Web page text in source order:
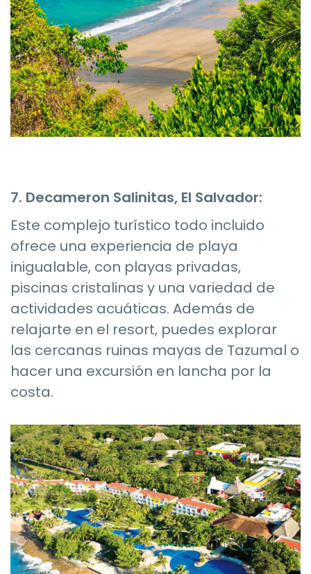
7. Decameron Salinitas, El Salvador:
Este complejo turístico todo incluido
ofrece una experiencia de playa
inigualable, con playas privadas,
piscinas cristalinas y una variedad de
actividades acuáticas. Además de
relajarte en el resort, puedes explorar
las cercanas ruinas mayas de Tazumal o
hacer una excursión en lancha por la
costa.